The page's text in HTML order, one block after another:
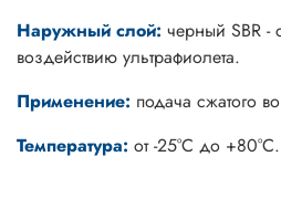
Наружный слой: черный SBR -
воздействию ультрафиолета.
Применение: подача сжатого
Температура: от -25°C до +80°C.